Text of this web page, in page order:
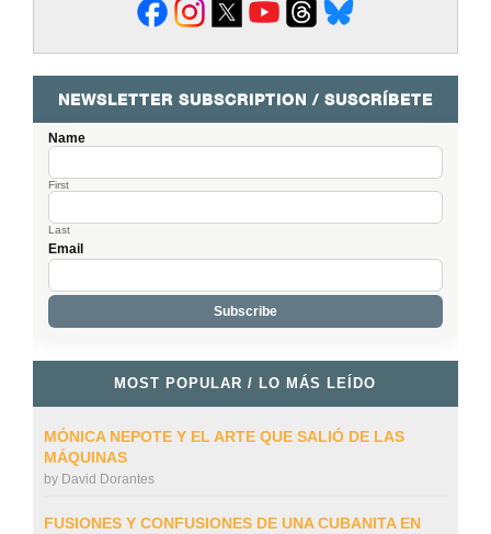
NEWSLETTER SUBSCRIPTION / SUSCRÍBETE
Name
First
Last
Email
MOST POPULAR / LO MÁS LEÍDO
MÓNICA NEPOTE Y EL ARTE QUE SALIÓ DE LAS
MÁQUINAS
by David Dorantes
FUSIONES Y CONFUSIONES DE UNA CUBANITA EN